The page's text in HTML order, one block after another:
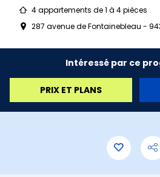
4 appartements de 1 à 4 pièces
287 avenue de Fontainebleau -
Intéressé par ce
PRIX ET PLANS